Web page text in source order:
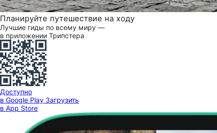
Планируйте путешествие на ходу
Лучшие гиды по всему миру —
в приложении Трипстера
Доступно
в Google Play Загрузить
в App Store